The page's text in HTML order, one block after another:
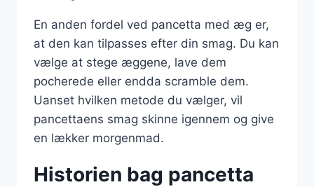
En anden fordel ved pancetta med æg er,
at den kan tilpasses efter din smag. Du kan
vælge at stege æggene, lave dem
pocherede eller endda scramble dem.
Uanset hvilken metode du vælger, vil
pancettaens smag skinne igennem og give
en lækker morgenmad.
Historien bag pancetta